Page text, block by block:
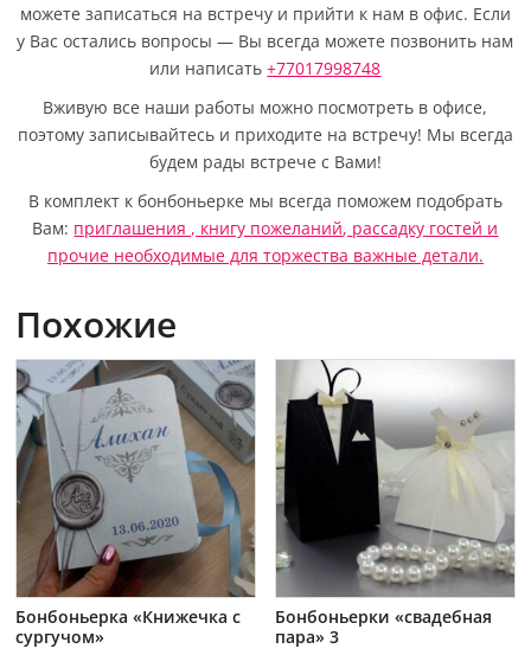
можете записаться на встречу и прийти к нам в офис. Если
у Вас остались вопросы — Вы всегда можете позвонить нам
или написать+77017998748
Вживую все наши работы можно посмотреть в офисе,
поэтому записывайтесь и приходите на встречу! Мы всегда
будем рады встрече с Вами!
В комплект к бонбоньерке мы всегда поможем подобрать
Вам: приглашения , книгу пожеланий, рассадку гостей и
прочие необходимые для торжества важные детали.
Похожие
Бонбоньерка «Книжечка с
сургучом»
Бонбоньерки «свадебная
пара» 3